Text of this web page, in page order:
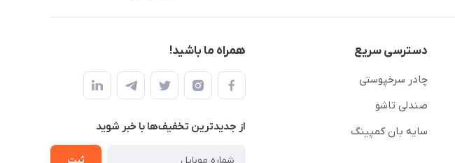
دسترسی سریع
چادر سرخپوستی
صندلی تاشو
سایه بان کمپینگ
همراه ما باشید!
از جدید‌ترین تخفیف‌ها با‌ خبر شوید